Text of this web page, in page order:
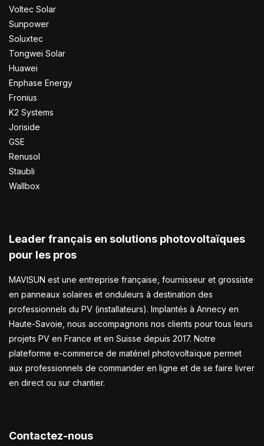
Voltec Solar
Sunpower
Soluxtec
Tongwei Solar
Huawei
Enphase Energy
Fronius
K2 Systems
Joriside
GSE
Renusol
Staubli
Wallbox
Leader français en solutions photovoltaïques
pour les pros
MAVISUN est une entreprise française, fournisseur et grossiste
en panneaux solaires et onduleurs à destination des
professionnels du PV (installateurs). Implantés à Annecy en
Haute-Savoie, nous accompagnons nos clients pour tous leurs
projets PV en France et en Suisse depuis 2017. Notre
plateforme e-commerce de matériel photovoltaïque permet
aux professionnels de commander en ligne et de se faire livrer
en direct ou sur chantier.
Contactez-nous